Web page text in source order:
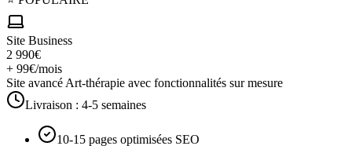
Site Business
2 990€
+ 99€/mois
Site avancé Art-thérapie avec fonctionnalités sur mesure
Livraison : 4-5 semaines
10-15 pages optimisées SEO